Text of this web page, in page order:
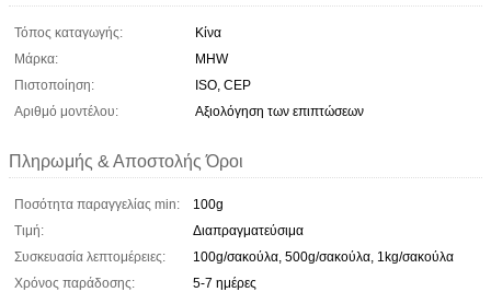
Τόπος καταγωγής:
Κίνα
Μάρκα:
MHW
Πιστοποίηση:
ISO, CEP
Αριθμό μοντέλου:
Αξιολόγηση των επιπτώσεων
Πληρωμής & Αποστολής Όροι
Ποσότητα παραγγελίας min:
100g
Τιμή:
Διαπραγματεύσιμα
Συσκευασία λεπτομέρειες:
100g/σακούλα, 500g/σακούλα, 1kg/σακούλα
Χρόνος παράδοσης:
5-7 ημέρες